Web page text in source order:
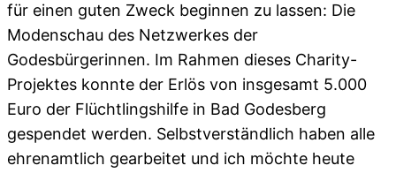
für einen guten Zweck beginnen zu lassen: Die
Modenschau des Netzwerkes der
Godesbürgerinnen. Im Rahmen dieses Charity-
Projektes konnte der Erlös von insgesamt 5.000
Euro der Flüchtlingshilfe in Bad Godesberg
gespendet werden. Selbstverständlich haben alle
ehrenamtlich gearbeitet und ich möchte heute